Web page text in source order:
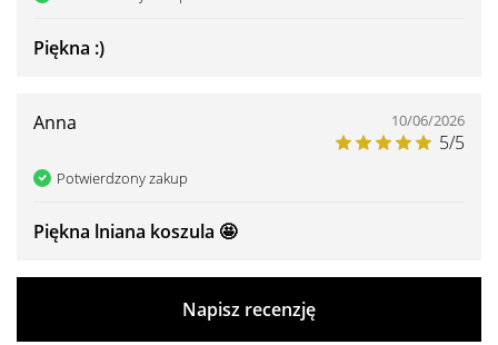
Piękna :)
Anna 10/06/2026
5/5
Potwierdzony zakup
Piękna lniana koszula 🤩
Napisz recenzję